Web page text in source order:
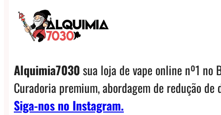
Alquimia7030sua loja de vape online nº1 no
Curadoria premium, abordagem de redução
Siga-nos no Instagram.